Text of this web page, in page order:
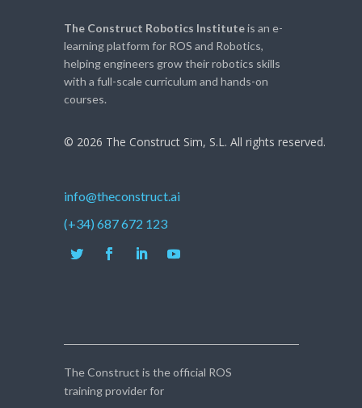
The Construct Robotics Instituteis an e-
learning platform for ROS and Robotics,
helping engineers grow their robotics skills
with a full-scale curriculum and hands-on
courses.
© 2026 The Construct Sim, S.L. All rights reserved.
info@theconstruct.ai
(+34) 687 672 123
The Construct is the official ROS
training provider for